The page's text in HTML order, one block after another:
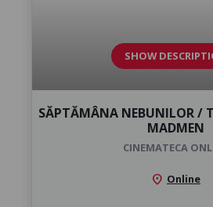
SHOW
SĂPTĂMÂNA NEBUNILOR /
MADMEN
CINEMATECA
location_on Online